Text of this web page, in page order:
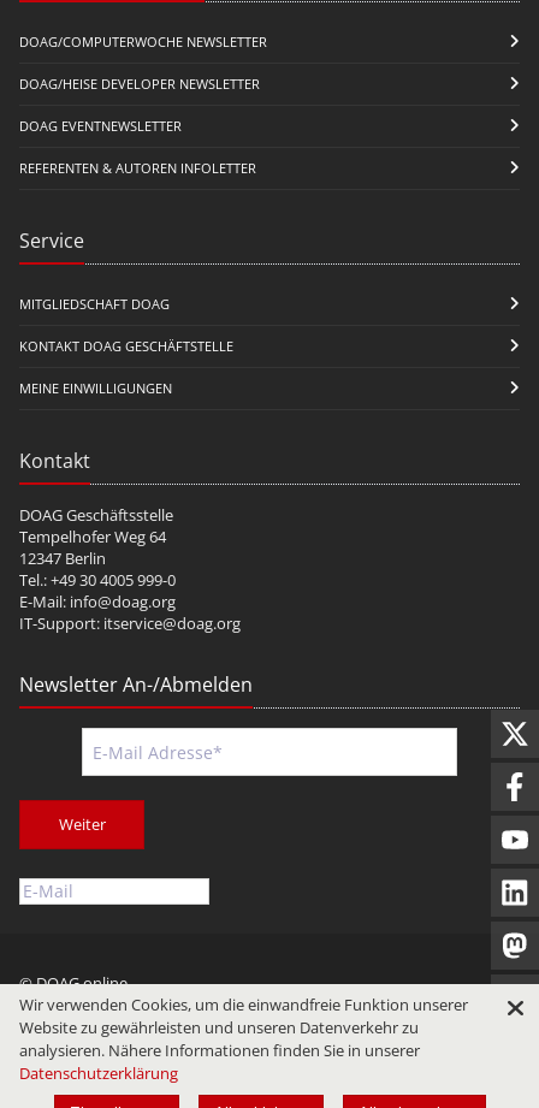
DOAG/COMPUTERWOCHE NEWSLETTER
DOAG/HEISE DEVELOPER NEWSLETTER
DOAG EVENTNEWSLETTER
REFERENTEN & AUTOREN INFOLETTER
Service
MITGLIEDSCHAFT DOAG
KONTAKT DOAG GESCHÄFTSTELLE
MEINE EINWILLIGUNGEN
Kontakt
DOAG Geschäftsstelle
Tempelhofer Weg 64
12347 Berlin
Tel.: +49 30 4005 999-0
E-Mail: info@doag.org
IT-Support: itservice@doag.org
Newsletter An-/Abmelden
Weiter
© DOAG online
Impressum
Datenschutz Nutzungsbedingungen
Wir verwenden Cookies, um die einwandfreie Funktion unserer
Website zu gewährleisten und unseren Datenverkehr zu
analysieren. Nähere Informationen finden Sie in unserer
Datenschutzerklärung